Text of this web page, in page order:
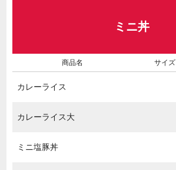
ミニ丼
商品名 サイズ
カレーライス
カレーライス大
ミニ塩豚丼